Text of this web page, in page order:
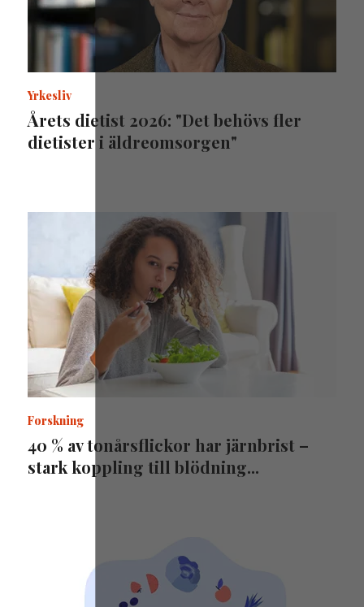
Yrkesliv
Årets dietist 2026: "Det behövs fler
dietister i äldreomsorgen"
Forskning
40 % av tonårsflickor har järnbrist –
stark koppling till blödning...